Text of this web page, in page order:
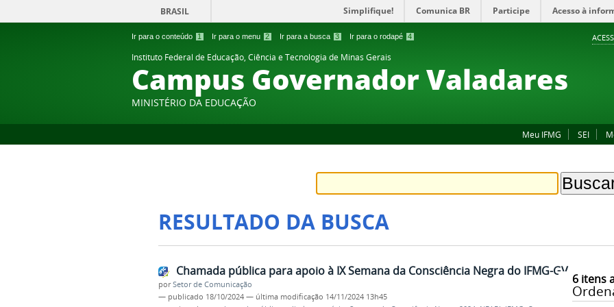
Ir para o conteúdo 1 Ir para o menu 2 Ir para a busca 3 Ir para o rodapé 4
BRASIL Simplifique! Comunica BR Participe Acesso à
Instituto Federal de Educação, Ciência e Tecnologia de Minas Gerais
Campus Governador Valadares
MINISTÉRIO DA EDUCAÇÃO
Meu IFMG SEI
RESULTADO DA BUSCA
6itens
Chamada pública para apoio à IX Semana da Consciência Negra do IFMG-GV
porSetor de Comunicação
— publicado 18/10/2024 — última modificação 14/11/2024 13h45